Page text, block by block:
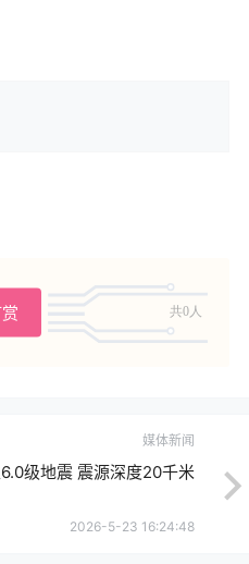
共0人
媒体新闻
级地震 震源深度20千米
2026-5-23 16:24:48